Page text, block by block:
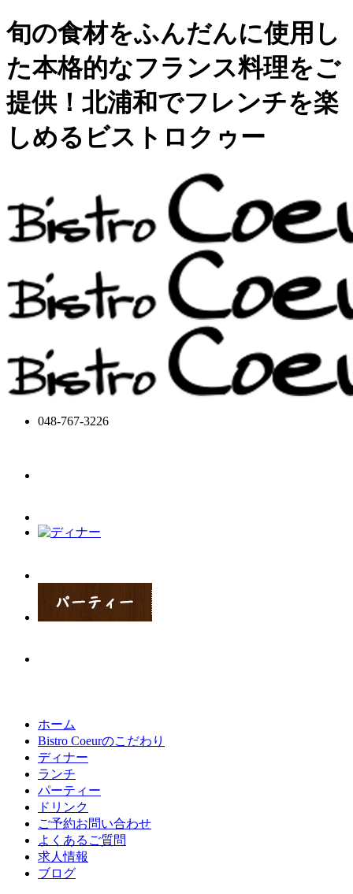
旬の食材をふんだんに使用し
た本格的なフランス料理をご
提供！北浦和でフレンチを楽
しめるビストロクゥー
048-767-3226
ホーム
Bistro Coeurのこだわり
ディナー
ランチ
パーティー
ドリンク
ご予約お問い合わせ
よくあるご質問
求人情報
ブログ